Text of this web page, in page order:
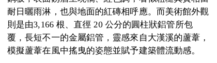
耐日曬雨淋，也與地面的紅磚相呼應。而美術館外觀
則是由3,166 根、直徑 20 公分的圓柱狀鋁管所包
覆，長短不一的金屬鋁管，靈感來自大漢溪的蘆葦，
模擬蘆葦在風中搖曳的姿態並賦予建築體流動感。